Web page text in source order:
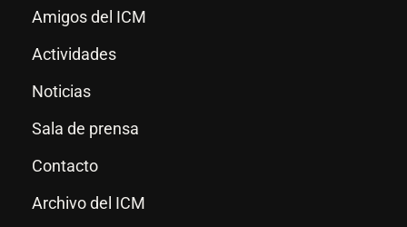
Amigos del ICM
Actividades
Noticias
Sala de prensa
Contacto
Archivo del ICM